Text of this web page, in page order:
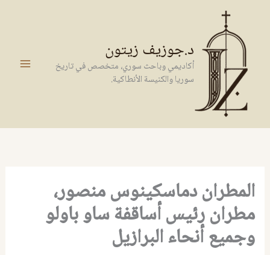
المحتوى
د.جوزيف زيتون
أكاديمي وباحث سوري، متخصص في تاريخ
سوريا والكنيسة الأنطاكية.
المطران دماسكينوس منصور،
مطران رئيس أساقفة ساو باولو
وجميع أنحاء البرازيل